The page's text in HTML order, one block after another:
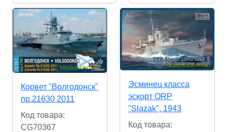
Корвет "Волгодонск"
пр.21630 2011
Код товара:
CG70367
Эсминец класса
эскорт ORP
"Slazak", 1943
Код товара: